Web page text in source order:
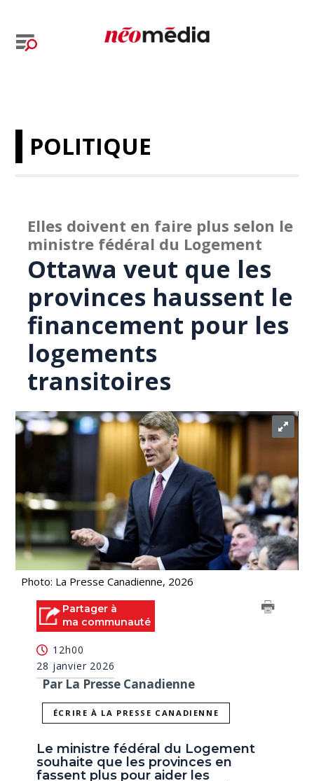
POLITIQUE
Elles doivent en faire plus selon le
ministre fédéral du Logement
Ottawa veut que les
provinces haussent le
financement pour les
logements
transitoires
Photo: La Presse Canadienne, 2026
Partager à
ma communauté
12h00
28 janvier 2026
Par La Presse Canadienne
ÉCRIRE À LA PRESSE CANADIENNE
Le ministre fédéral du Logement
souhaite que les provinces en
fassent plus pour aider les